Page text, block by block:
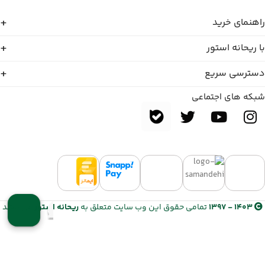
راهنمای خرید
با ریحانه استور
دسترسی سریع
شبکه های اجتماعی
1403 - 1397 تمامی حقوق این وب سایت متعلق بهریحانه استور می باشد